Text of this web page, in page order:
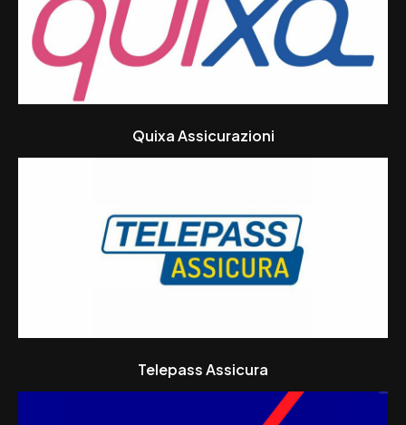
Quixa Assicurazioni
Telepass Assicura